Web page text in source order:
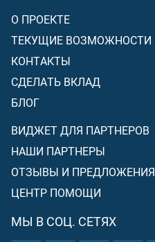
О ПРОЕКТЕ
ТЕКУЩИЕ ВОЗМОЖНОСТИ
КОНТАКТЫ
СДЕЛАТЬ ВКЛАД
БЛОГ
ВИДЖЕТ ДЛЯ ПАРТНЕРОВ
НАШИ ПАРТНЕРЫ
ОТЗЫВЫ И ПРЕДЛОЖЕНИЯ
ЦЕНТР ПОМОЩИ
МЫ В СОЦ. СЕТЯХ